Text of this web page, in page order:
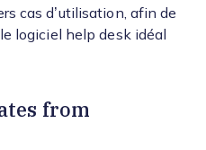
cas d’utilisation, afin de
logiciel help desk idéal
from